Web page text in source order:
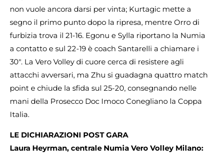
non vuole ancora darsi per vinta; Kurtagic mette a
segno il primo punto dopo la ripresa, mentre Orro di
furbizia trova il 21-16. Egonu e Sylla riportano la Numia
a contatto e sul 22-19 è coach Santarelli a chiamare i
30″. La Vero Volley di cuore cerca di resistere agli
attacchi avversari, ma Zhu si guadagna quattro match
point e chiude la sfida sul 25-20, consegnando nelle
mani della Prosecco Doc Imoco Conegliano la Coppa
Italia.
LE DICHIARAZIONI POST GARA
Laura Heyrman, centrale Numia Vero Volley Milano: